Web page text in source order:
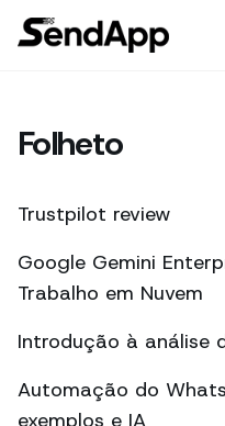
Folheto
Trustpilot review
Google Gemini
Trabalho em Nuvem
Introdução à análise
Automação do
exemplos e IA